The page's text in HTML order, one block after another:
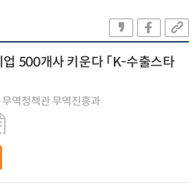
500개사 키운다 「K-수출스타
역정책관 무역진흥과